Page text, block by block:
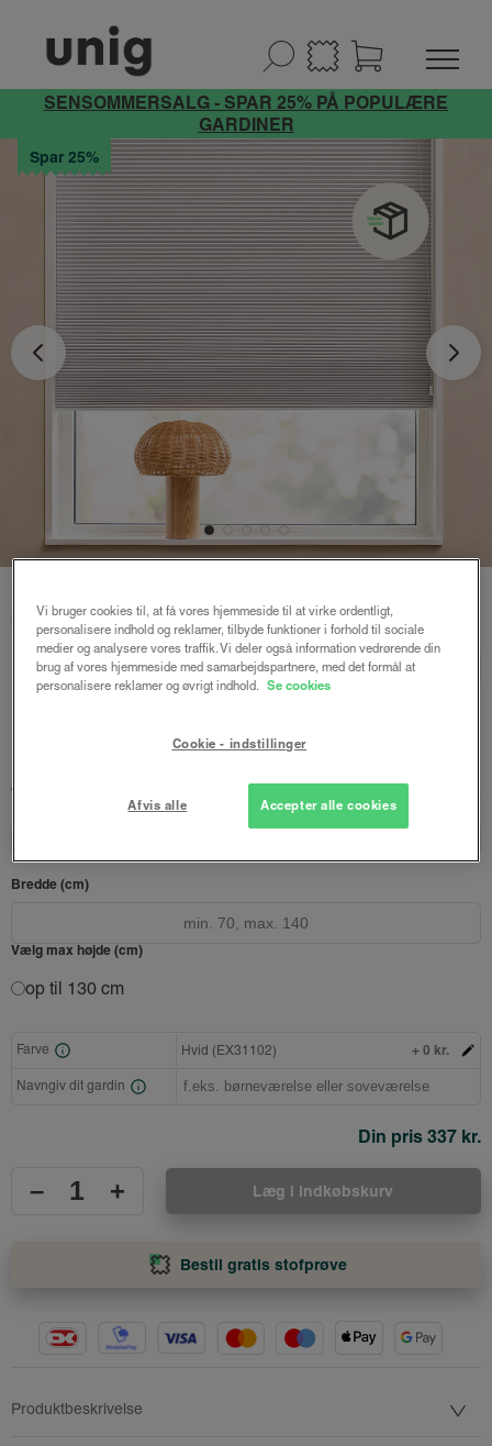
SENSOMMERSALG - SPAR 25% PÅ POPULÆRE
GARDINER
Spar 25%
mørklægning
Express plisségardin
m/snoretræk mørklægning
449 kr.
Bredde (cm)
Vælg max højde (cm)
op til 130 cm
Farve Hvid (EX31102) + 0 kr.
Navngiv dit gardin
Din pris 337 kr.
– + Læg i indkøbskurv
Bestil gratis stofprøve
Produktbeskrivelse
Vi bruger cookies til, at få vores hjemmeside til at virke ordentligt,
personalisere indhold og reklamer, tilbyde funktioner i forhold til sociale
medier og analysere vores traffik. Vi deler også information vedrørende din
brug af vores hjemmeside med samarbejdspartnere, med det formål at
personalisere reklamer og øvrigt indhold. Se cookies
Cookie - indstillinger
Afvis alle Accepter alle cookies